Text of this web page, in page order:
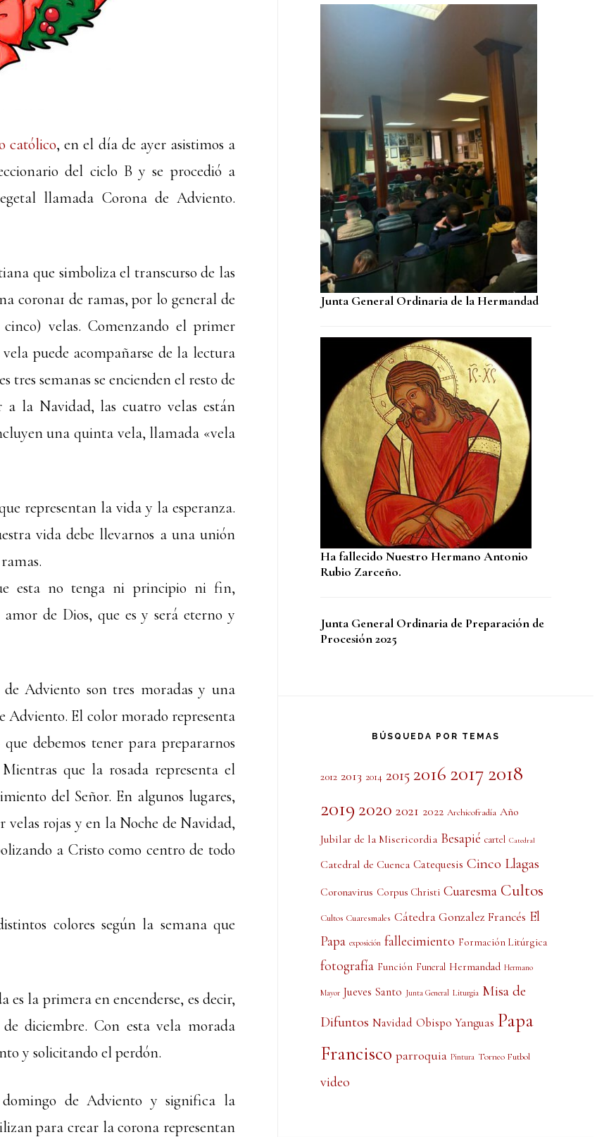
católico, en el día de ayer asistimos a
del ciclo B y se procedió a
llamada Corona de Adviento.
que simboliza el transcurso de las
corona1​ de ramas, por lo general de
velas. Comenzando el primer
puede acompañarse de la lectura
tres semanas se encienden el resto de
a la Navidad, las cuatro velas están
una quinta vela, llamada «vela
representan la vida y la esperanza.
vida debe llevarnos a una unión
esta no tenga ni principio ni fin,
de Dios, que es y será eterno y
Adviento son tres moradas y una
Adviento. El color morado representa
debemos tener para prepararnos
que la rosada representa el
del Señor. En algunos lugares,
velas rojas y en la Noche de Navidad,
a Cristo como centro de todo
colores según la semana que
la primera en encenderse, es decir,
diciembre. Con esta vela morada
y solicitando el perdón.
de Adviento y significa la
para crear la corona representan
Junta General Ordinaria de la Hermandad
Ha fallecido Nuestro Hermano Antonio
Rubio Zarceño.
Junta General Ordinaria de Preparación de
Procesión 2025
BÚSQUEDA POR TEMAS
2012 2013 2014 20152016 2017 2018
2019 2020 2021 2022 Archicofradía Año
Jubilar de la Misericordia Besapié cartel Catedral
Catedral de Cuenca Catequesis Cinco Llagas
Coronavirus Corpus Christi Cuaresma Cultos
Cultos Cuaresmales Cátedra Gonzalez Francés El
Papa exposición fallecimiento Formación Litúrgica
fotografía Función Funeral Hermandad Hermano
Mayor Jueves Santo Junta General Liturgia Misa de
Difuntos Navidad Obispo Yanguas Papa
Francisco parroquia Pintura Torneo Futbol
video